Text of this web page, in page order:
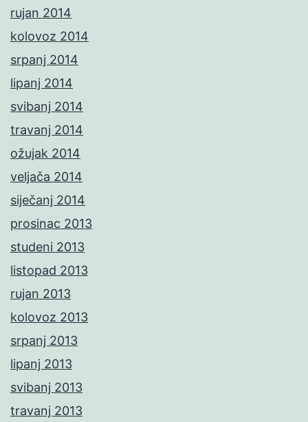
rujan 2014
kolovoz 2014
srpanj 2014
lipanj 2014
svibanj 2014
travanj 2014
ožujak 2014
veljača 2014
siječanj 2014
prosinac 2013
studeni 2013
listopad 2013
rujan 2013
kolovoz 2013
srpanj 2013
lipanj 2013
svibanj 2013
travanj 2013